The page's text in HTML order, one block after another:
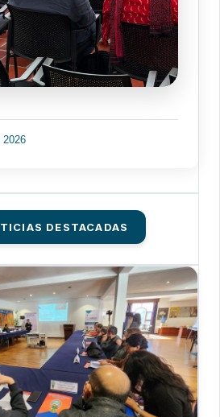
2026
DESTACADAS